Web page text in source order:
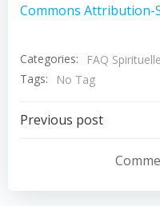
Commons Attribution-
Categories:
FAQ
Tags:
No Tag
Post
Previous post